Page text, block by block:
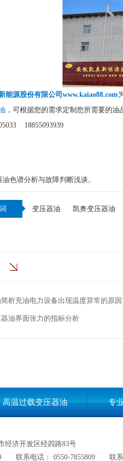
能源股份有限公司www.kaiao88.com
，可根据您的需求定制您所需要的
18855093939
色谱分析与故障判断浅谈。
变压器油 凯奥变压器油
析充油电力设备出现温度异常的原因
油界面张力的指标分析
高温过载变压器油 专
经济开发区经四路83号
联系电话： 0550-7855809 联